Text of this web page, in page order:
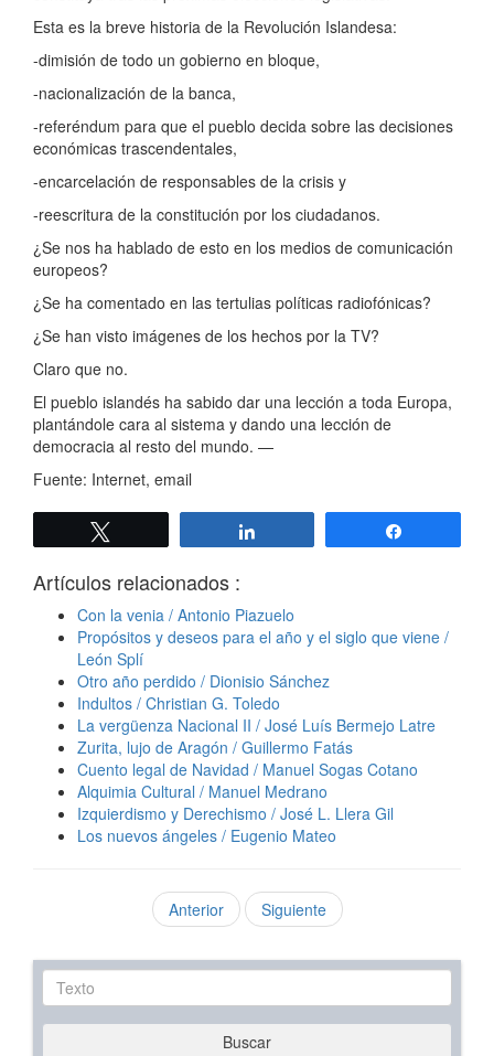
Esta es la breve historia de la Revolución Islandesa:
-dimisión de todo un gobierno en bloque,
-nacionalización de la banca,
-referéndum para que el pueblo decida sobre las decisiones
económicas trascendentales,
-encarcelación de responsables de la crisis y
-reescritura de la constitución por los ciudadanos.
¿Se nos ha hablado de esto en los medios de comunicación
europeos?
¿Se ha comentado en las tertulias políticas radiofónicas?
¿Se han visto imágenes de los hechos por la TV?
Claro que no.
El pueblo islandés ha sabido dar una lección a toda Europa,
plantándole cara al sistema y dando una lección de
democracia al resto del mundo. —
Fuente: Internet, email
Artículos relacionados :
Con la venia / Antonio Piazuelo
Propósitos y deseos para el año y el siglo que viene /
León Splí
Otro año perdido / Dionisio Sánchez
Indultos / Christian G. Toledo
La vergüenza Nacional II / José Luís Bermejo Latre
Zurita, lujo de Aragón / Guillermo Fatás
Cuento legal de Navidad / Manuel Sogas Cotano
Alquimia Cultural / Manuel Medrano
Izquierdismo y Derechismo / José L. Llera Gil
Los nuevos ángeles / Eugenio Mateo
Anterior Siguiente
Texto
Buscar